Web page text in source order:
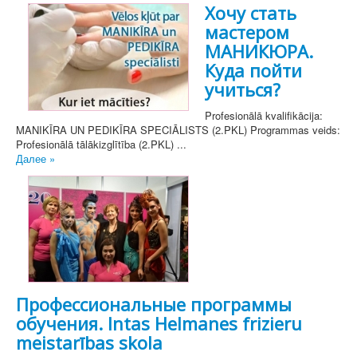
Хочу стать
мастером
МАНИКЮРА.
Куда пойти
учиться?
Profesionālā kvalifikācija:
MANIKĪRA UN PEDIKĪRA SPECIĀLISTS (2.PKL) Programmas veids:
Profesionālā tālākizglītība (2.PKL) ...
Далее »
Профессиональные программы
обучения. Intas Helmanes frizieru
meistarības skola